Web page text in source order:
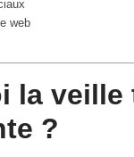
web
la
?